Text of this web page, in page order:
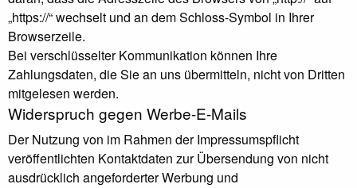
„https://“ wechselt und an dem Schloss-Symbol in Ihrer
Browserzeile.
Bei verschlüsselter Kommunikation können Ihre
Zahlungsdaten, die Sie an uns übermitteln, nicht von Dritten
mitgelesen werden.
Widerspruch gegen Werbe-E-Mails
Der Nutzung von im Rahmen der Impressumspflicht
veröffentlichten Kontaktdaten zur Übersendung von nicht
ausdrücklich angeforderter Werbung und